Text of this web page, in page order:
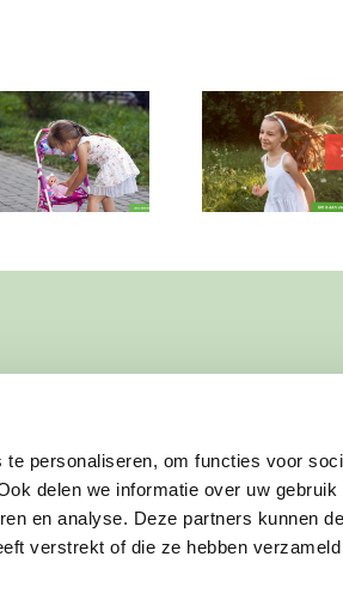
personaliseren, om functies voor
delen we informatie over uw gebruik
en analyse. Deze partners kunnen
verstrekt of die ze hebben
Wie geeft dit
zorgzame meisje
van 8 een fijne
zondagplek?
Welk
er
deze